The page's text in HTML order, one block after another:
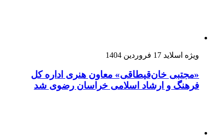
ویژه اسلاید 17 فروردین 1404
«مجتبی خان‌قیطاقی» معاون هنری اداره کل
فرهنگ و ارشاد اسلامی خراسان رضوی شد